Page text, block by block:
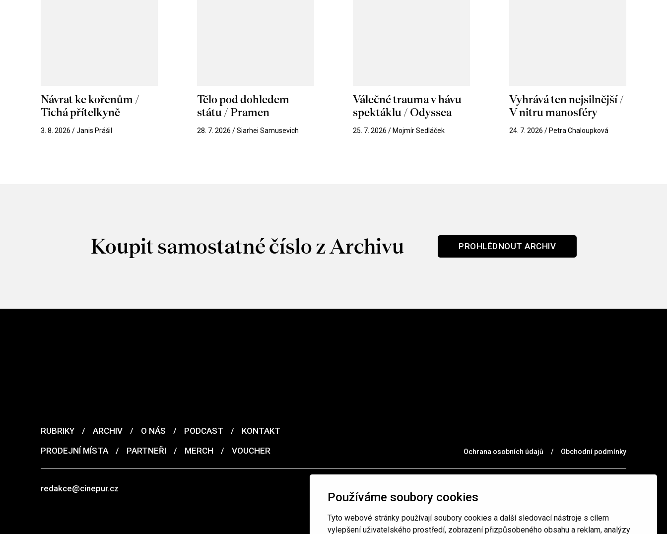
Používáme soubory cookies
Tyto webové stránky používají soubory cookies a další sledovací nástroje s cílem
vylepšení uživatelského prostředí, zobrazení přizpůsobeného obsahu a reklam, analýzy
Návrat ke kořenům /
Tichá přítelkyně
3. 8. 2026 / Janis Prášil
Tělo pod dohledem
státu / Pramen
28. 7. 2026 / Siarhei Samusevich
Válečné trauma v hávu
spektáklu / Odyssea
25. 7. 2026 / Mojmír Sedláček
Vyhrává ten nejsilnější /
V nitru manosféry
24. 7. 2026 / Petra Chaloupková
Koupit samostatné číslo z Archivu PROHLÉDNOUT ARCHIV
RUBRIKY / ARCHIV / O NÁS / PODCAST /
KONTAKT
PRODEJNÍ MÍSTA
/ PARTNEŘI / MERCH / VOUCHER Ochrana osobních údajů / Obchodní podmínky
redakce@cinepur.cz